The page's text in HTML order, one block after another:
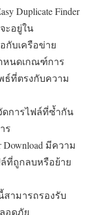
Duplicate Finder
ะอยู่ใน
กับเครือข่าย
นดเกณฑ์การ
ธ์ที่ตรงกับความ
การไฟล์ที่ซ้ำกัน
ร
Download มีความ
ที่ถูกลบหรือย้าย
ามารถรองรับ
อดภัย